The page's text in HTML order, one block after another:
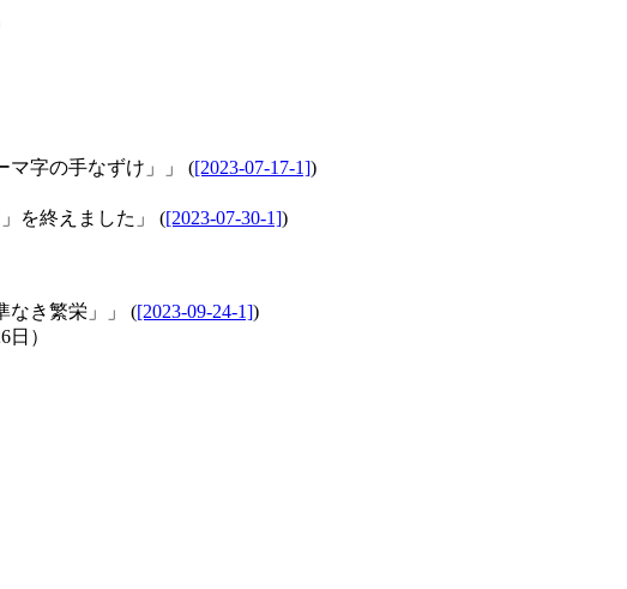
マ字の手なずけ」」 ([2023-07-17-1])
を終えました」 ([2023-07-30-1])
なき繁栄」」 ([2023-09-24-1])
日）